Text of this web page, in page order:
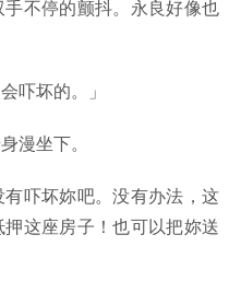
不停的颤抖。永良好像也
吓坏的。」
漫坐下。
有吓坏妳吧。没有办法，这
这座房子！也可以把妳送